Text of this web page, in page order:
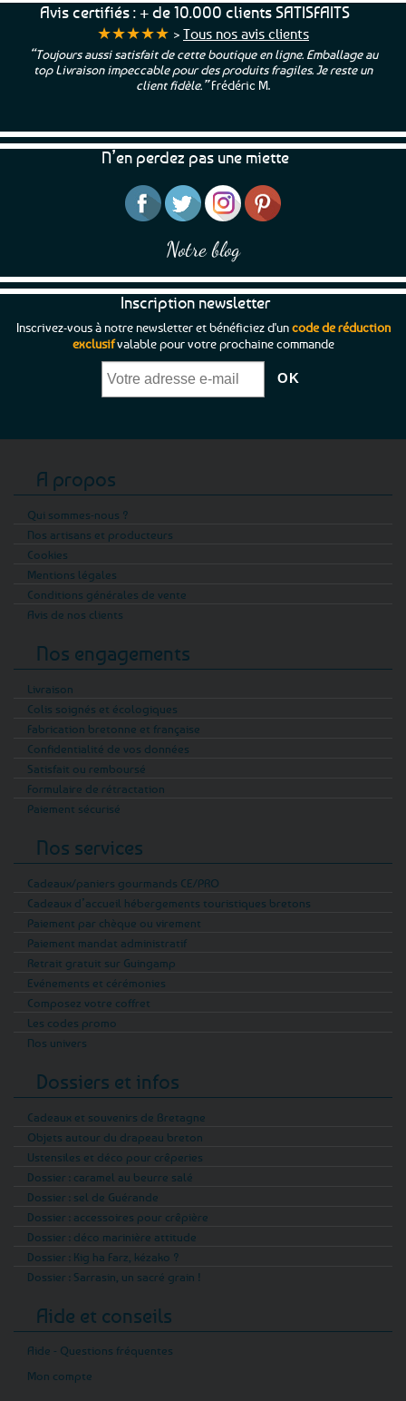
Avis certifiés : + de 10.000 clients SATISFAITS
★★★★★ > Tous nos avis clients
“Toujours aussi satisfait de cette boutique en ligne. Emballage au
top Livraison impeccable pour des produits fragiles. Je reste un
client fidèle.”Frédéric M.
N’en perdez pas une miette
Notre blog
Inscription newsletter
Inscrivez-vous à notre newsletter et bénéficiez d'uncode de réduction
exclusifvalable pour votre prochaine commande
A propos
Qui sommes-nous ?
Nos artisans et producteurs
Cookies
Mentions légales
Conditions générales de vente
Avis de nos clients
Nos engagements
Livraison
Colis soignés et écologiques
Fabrication bretonne et française
Confidentialité de vos données
Satisfait ou remboursé
Formulaire de rétractation
Paiement sécurisé
Nos services
Cadeaux/paniers gourmands CE/PRO
Cadeaux d’accueil hébergements touristiques bretons
Paiement par chèque ou virement
Paiement mandat administratif
Retrait gratuit sur Guingamp
Evénements et cérémonies
Composez votre coffret
Les codes promo
Nos univers
Dossiers et infos
Cadeaux et souvenirs de Bretagne
Objets autour du drapeau breton
Ustensiles et déco pour crêperies
Dossier : caramel au beurre salé
Dossier : sel de Guérande
Dossier : accessoires pour crêpière
Dossier : déco marinière attitude
Dossier : Kig ha Farz, kézako ?
Dossier : Sarrasin, un sacré grain !
Aide et conseils
Aide - Questions fréquentes
Mon compte